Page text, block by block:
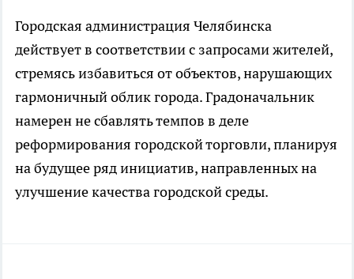
Городская администрация Челябинска
действует в соответствии с запросами жителей,
стремясь избавиться от объектов, нарушающих
гармоничный облик города. Градоначальник
намерен не сбавлять темпов в деле
реформирования городской торговли, планируя
на будущее ряд инициатив, направленных на
улучшение качества городской среды.